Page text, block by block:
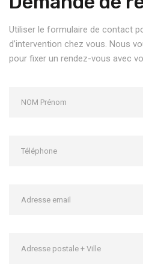
Utiliser le formulaire de contact
d’intervention chez vous. Nous
pour fixer un rendez-vous avec